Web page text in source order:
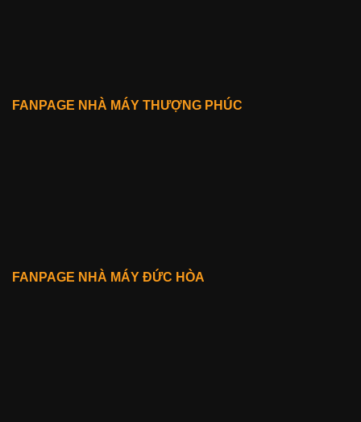
FANPAGE NHÀ MÁY THƯỢNG PHÚC
FANPAGE NHÀ MÁY ĐỨC HÒA